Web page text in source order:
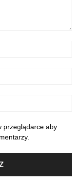
przeglądarce aby